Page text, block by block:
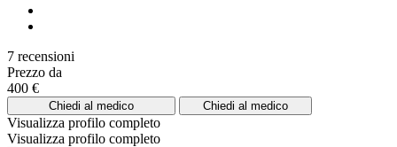
7 recensioni
Prezzo da
400 €
Chiedi al medico Chiedi al medico
Visualizza profilo completo
Visualizza profilo completo